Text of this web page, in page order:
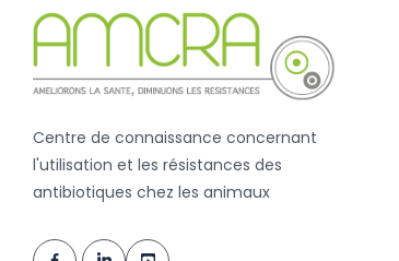
Centre de connaissance concernant
l'utilisation et les résistances des
antibiotiques chez les animaux